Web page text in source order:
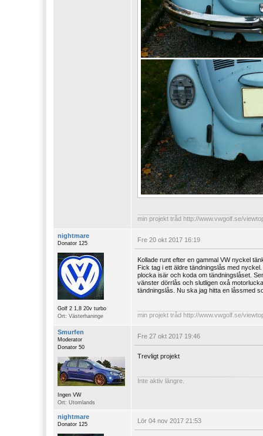
min projekt tråd http://www.vwgolf.se/
nightmare
Donator 125
Golf 2 1,8 20v turbo
Ort: Västerhaninge
Fre 20 okt 2017 16:19
Kollade runt efter en gammal VW nyckel
Fick tag i ett äldre tändningslås med
plocka isär och koda om tändningslåset.
vänster dörrlås och slutligen oxå
tändningslås. Nu ska jag hitta en låssmed
min projekt tråd http://www.vwgolf.se/
Smurfen
Moderator
Donator 50
Ingen VW
Ort: Utomlands
Fre 27 okt 2017 19:46
Trevligt projekt
Inte aktiv längre.
nightmare
Donator 125 Lör 04 nov 2017 21:53